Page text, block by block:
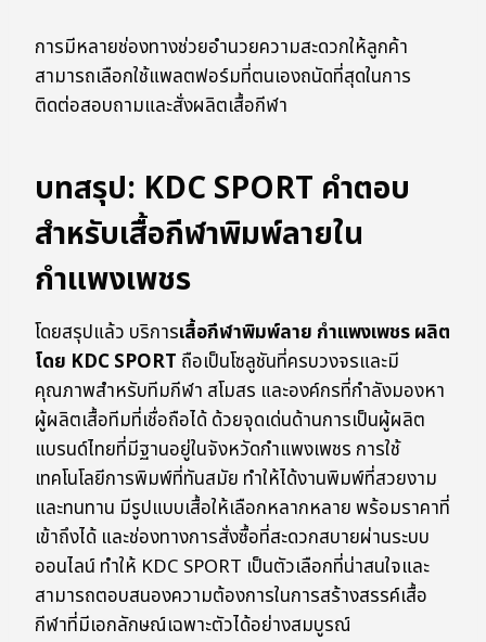
การมีหลายช่องทางช่วยอำนวยความสะดวกให้ลูกค้า
สามารถเลือกใช้แพลตฟอร์มที่ตนเองถนัดที่สุดในการ
ติดต่อสอบถามและสั่งผลิตเสื้อกีฬา
บทสรุป: KDC SPORT คำตอบ
สำหรับเสื้อกีฬาพิมพ์ลายใน
กำแพงเพชร
โดยสรุปแล้ว บริการเสื้อกีฬาพิมพ์ลาย กำแพงเพชร ผลิต
โดย KDC SPORT ถือเป็นโซลูชันที่ครบวงจรและมี
คุณภาพสำหรับทีมกีฬา สโมสร และองค์กรที่กำลังมองหา
ผู้ผลิตเสื้อทีมที่เชื่อถือได้ ด้วยจุดเด่นด้านการเป็นผู้ผลิต
แบรนด์ไทยที่มีฐานอยู่ในจังหวัดกำแพงเพชร การใช้
เทคโนโลยีการพิมพ์ที่ทันสมัย ทำให้ได้งานพิมพ์ที่สวยงาม
และทนทาน มีรูปแบบเสื้อให้เลือกหลากหลาย พร้อมราคาที่
เข้าถึงได้ และช่องทางการสั่งซื้อที่สะดวกสบายผ่านระบบ
ออนไลน์ ทำให้ KDC SPORT เป็นตัวเลือกที่น่าสนใจและ
สามารถตอบสนองความต้องการในการสร้างสรรค์เสื้อ
กีฬาที่มีเอกลักษณ์เฉพาะตัวได้อย่างสมบูรณ์